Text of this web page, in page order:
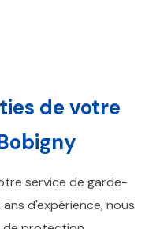
de votre
service de garde-
ans d'expérience, nous